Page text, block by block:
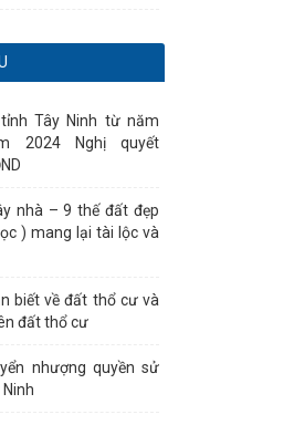
Tây Ninh từ năm
2024 Nghị quyết
nhà – 9 thế đất đẹp
) mang lại tài lộc và
biết về đất thổ cư và
đất thổ cư
nhượng quyền sử